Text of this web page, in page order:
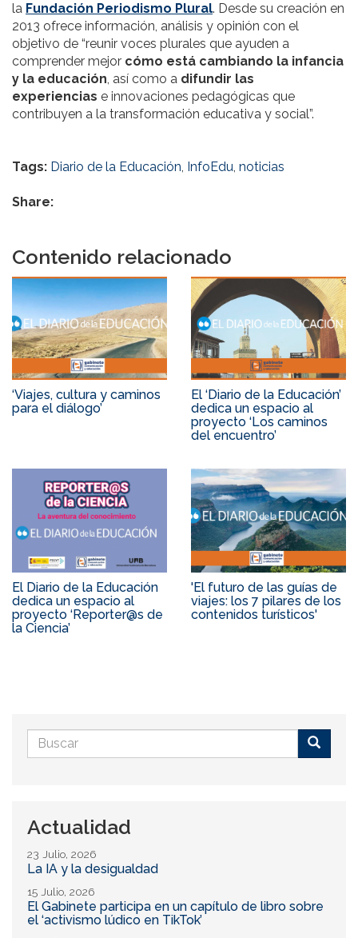
la Fundación Periodismo Plural. Desde su creación en
2013 ofrece información, análisis y opinión con el
objetivo de “reunir voces plurales que ayuden a
comprender mejor cómo está cambiando la infancia
y la educación, así como a difundir las
experiencias e innovaciones pedagógicas que
contribuyen a la transformación educativa y social”.
Tags: Diario de la Educación, InfoEdu, noticias
Share:
Contenido relacionado
‘Viajes, cultura y caminos
para el diálogo’
El ‘Diario de la Educación’
dedica un espacio al
proyecto ‘Los caminos
del encuentro’
El Diario de la Educación
dedica un espacio al
proyecto ‘Reporter@s de
la Ciencia’
'El futuro de las guías de
viajes: los 7 pilares de los
contenidos turísticos'
Formulario
de
Actualidad
23 Julio, 2026
La IA y la desigualdad
15 Julio, 2026
El Gabinete participa en un capítulo de libro sobre
el ‘activismo lúdico en TikTok’